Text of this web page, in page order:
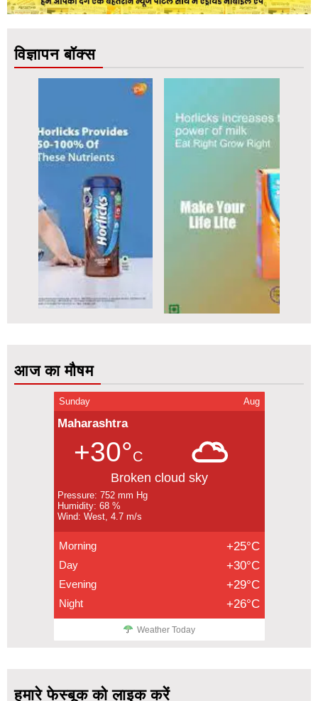
विज्ञापन बॉक्स
आज का मौषम
Sunday Aug
Maharashtra
+30°C
Broken cloud sky
Pressure: 752 mm Hg
Humidity: 68 %
Wind: West, 4.7 m/s
Morning +25°C
Day +30°C
Evening +29°C
Night +26°C
Weather Today
हमारे फेस्बूक को लाइक करें